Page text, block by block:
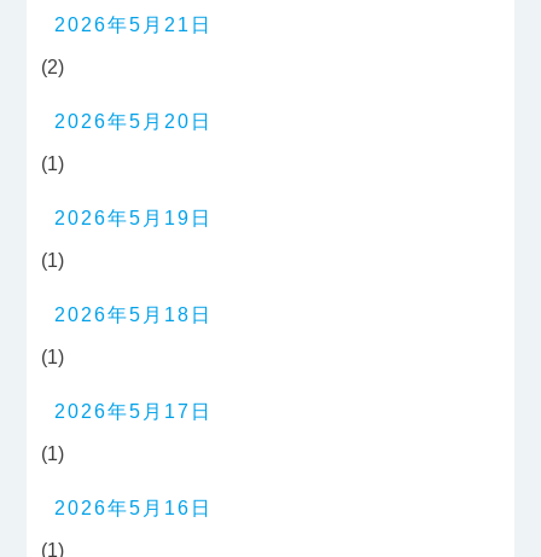
2026年5月21日
(2)
2026年5月20日
(1)
2026年5月19日
(1)
2026年5月18日
(1)
2026年5月17日
(1)
2026年5月16日
(1)